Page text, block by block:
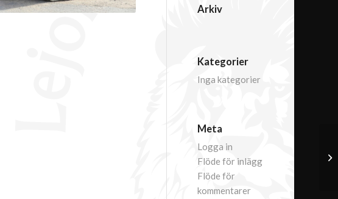
Arkiv
Kategorier
Inga kategorier
Meta
Logga in
Flöde för inlägg
Flöde för
kommentarer